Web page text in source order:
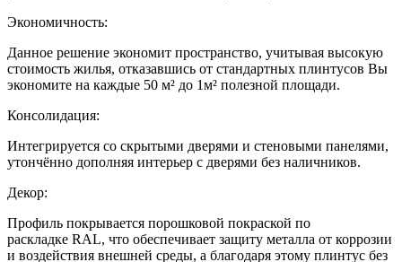
Экономичность:
Данное решение экономит пространство, учитывая высокую
стоимость жилья, отказавшись от стандартных плинтусов Вы
экономите на каждые 50 м² до 1м² полезной площади.
Консолидация:
Интегрируется со скрытыми дверями и стеновыми панелями,
утончённо дополняя интерьер с дверями без наличников.
Декор:
Профиль покрывается порошковой покраской по
раскладке RAL, что обеспечивает защиту металла от коррозии
и воздействия внешней среды, а благодаря этому плинтус без